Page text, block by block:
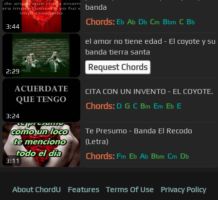
3:44
banda
Chords: Eb Ab Db Cm Bbm C Bb
2:29
el amor no tiene edad - El coyote y su
banda tierra santa
Request Chords
3:24
CITA CON UN INVENTO - EL COYOTE.
Chords: D G C Bm Em Eb E
3:11
Te Presumo - Banda El Recodo
(Letra)
Chords: Fm Eb Ab Bbm Cm Db
About ChordU Features Terms Of Use Privacy Policy